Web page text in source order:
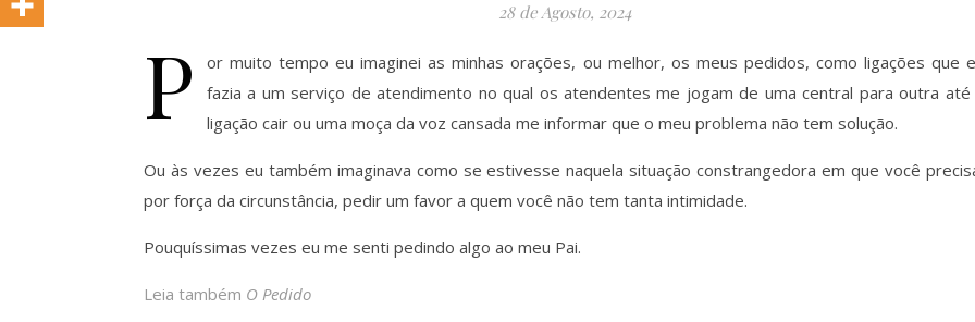
28 de Agosto, 2024
P
or muito tempo eu imaginei as minhas orações, ou melhor, os meus pedidos, como ligações que
fazia a um serviço de atendimento no qual os atendentes me jogam de uma central para outra até
ligação cair ou uma moça da voz cansada me informar que o meu problema não tem solução.
Ou às vezes eu também imaginava como se estivesse naquela situação constrangedora em que você
por força da circunstância, pedir um favor a quem você não tem tanta intimidade.
Pouquíssimas vezes eu me senti pedindo algo ao meu Pai.
Leia também O Pedido